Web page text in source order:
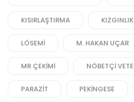
KISIRLAŞTIRMA
LÖSEMI M. HAKAN UÇAR
MR ÇEKIMI NÖBETÇI
PARAZIT PEKINGESE